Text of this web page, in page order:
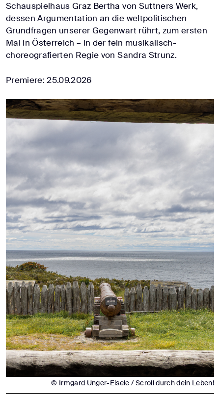
Schauspielhaus Graz Bertha von Suttners Werk,
dessen Argumentation an die weltpolitischen
Grundfragen unserer Gegenwart rührt, zum ersten
Mal in Österreich – in der fein musikalisch-
choreografierten Regie von Sandra Strunz.
Premiere: 25.09.2026
© Irmgard Unger-Eisele / Scroll durch dein Leben!